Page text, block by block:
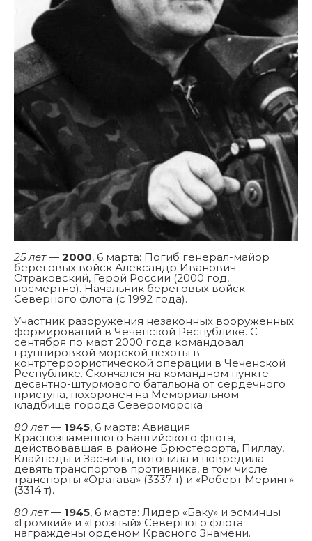
25 лет— 2000, 6 марта: Погиб генерал-майор
береговых войск Александр Иванович
Отраковский, Герой России (2000 год,
посмертно). Начальник береговых войск
Северного флота (с 1992 года).
Участник разоружения незаконных вооруженных
формирований в Чеченской Республике. С
сентября по март 2000 года командовал
группировкой морской пехоты в
контртеррористической операции в Чеченской
Республике. Скончался на командном пункте
десантно-штурмового батальона от сердечного
приступа, похоронен на Мемориальном
кладбище города Североморска
80 лет— 1945, 6 марта: Авиация
Краснознаменного Балтийского флота,
действовавшая в районе Брюстерорта, Пиллау,
Клайпеды и Засницы, потопила и повредила
девять транспортов противника, в том числе
транспорты «Оратава» (3337 т) и «Роберт Меринг»
(3314 т).
80 лет— 1945, 6 марта: Лидер «Баку» и эсминцы
«Громкий» и «Грозный» Северного флота
награждены орденом Красного Знамени.